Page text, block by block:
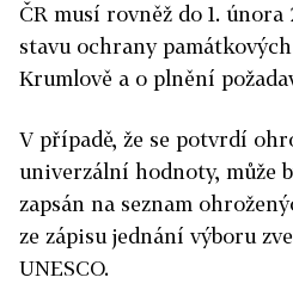
ČR musí rovněž do 1.
stavu ochrany
Krumlově a o plnění
V případě, že se potvrdí
univerzální hodnoty, může
zapsán na seznam
ze zápisu jednání výboru
UNESCO.